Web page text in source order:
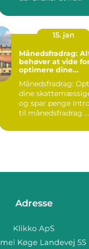
15. jan
Månedsfradrag:
behøver at vide
optimere dine
Månedsfradrag:
dine
og spar penge Introduktion
til månedsfradrag ...
Adresse